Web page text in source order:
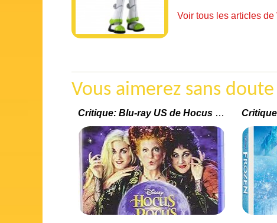
Voir tous les articles
Vous aimerez sans
Critique: Blu-ray US de Hocus Pocus (25e anniversaire)